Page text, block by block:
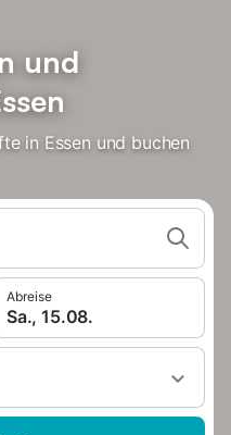
und
in Essen und buchen
Abreise
Sa., 15.08.